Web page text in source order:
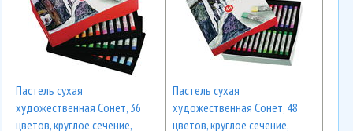
Пастель сухая
художественная Сонет, 36
цветов, круглое сечение,
Пастель сухая
художественная Сонет, 48
цветов, круглое сечение,